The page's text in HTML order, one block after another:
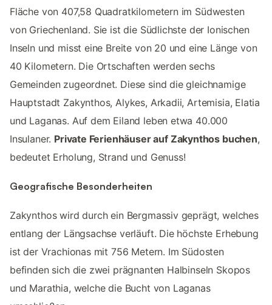
Fläche von 407,58 Quadratkilometern im Südwesten
von Griechenland. Sie ist die Südlichste der Ionischen
Inseln und misst eine Breite von 20 und eine Länge von
40 Kilometern. Die Ortschaften werden sechs
Gemeinden zugeordnet. Diese sind die gleichnamige
Hauptstadt Zakynthos, Alykes, Arkadii, Artemisia, Elatia
und Laganas. Auf dem Eiland leben etwa 40.000
Insulaner. Private Ferienhäuser auf Zakynthos buchen,
bedeutet Erholung, Strand und Genuss!
Geografische Besonderheiten
Zakynthos wird durch ein Bergmassiv geprägt, welches
entlang der Längsachse verläuft. Die höchste Erhebung
ist der Vrachionas mit 756 Metern. Im Südosten
befinden sich die zwei prägnanten Halbinseln Skopos
und Marathia, welche die Bucht von Laganas